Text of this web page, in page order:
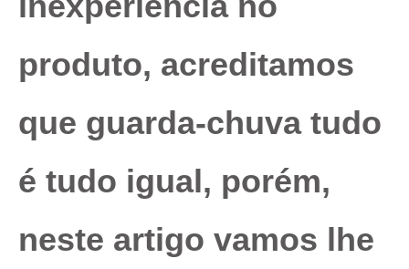
produto, acreditamos
que guarda-chuva tudo
é tudo igual, porém,
neste artigo vamos lhe